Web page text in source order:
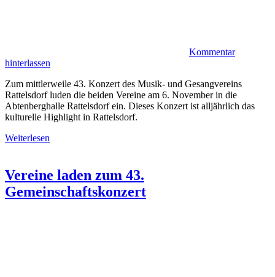
Kommentar
hinterlassen
Zum mittlerweile 43. Konzert des Musik- und Gesangvereins
Rattelsdorf luden die beiden Vereine am 6. November in die
Abtenberghalle Rattelsdorf ein. Dieses Konzert ist alljährlich das
kulturelle Highlight in Rattelsdorf.
Weiterlesen
Vereine laden zum 43.
Gemeinschaftskonzert